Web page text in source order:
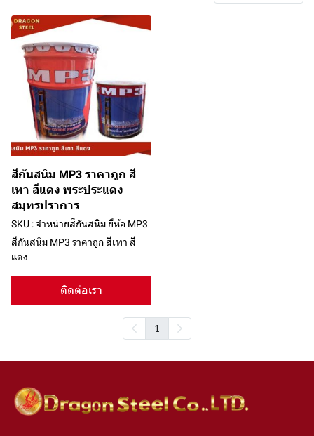
สีกันสนิม MP3 ราคาถูก สี
เทา สีแดง พระประแดง
สมุทรปราการ
SKU : จำหน่ายสีกันสนิม ยี่ห้อ MP3
สีกันสนิม MP3 ราคาถูก สีเทา สี
แดง
ติดต่อเรา
1